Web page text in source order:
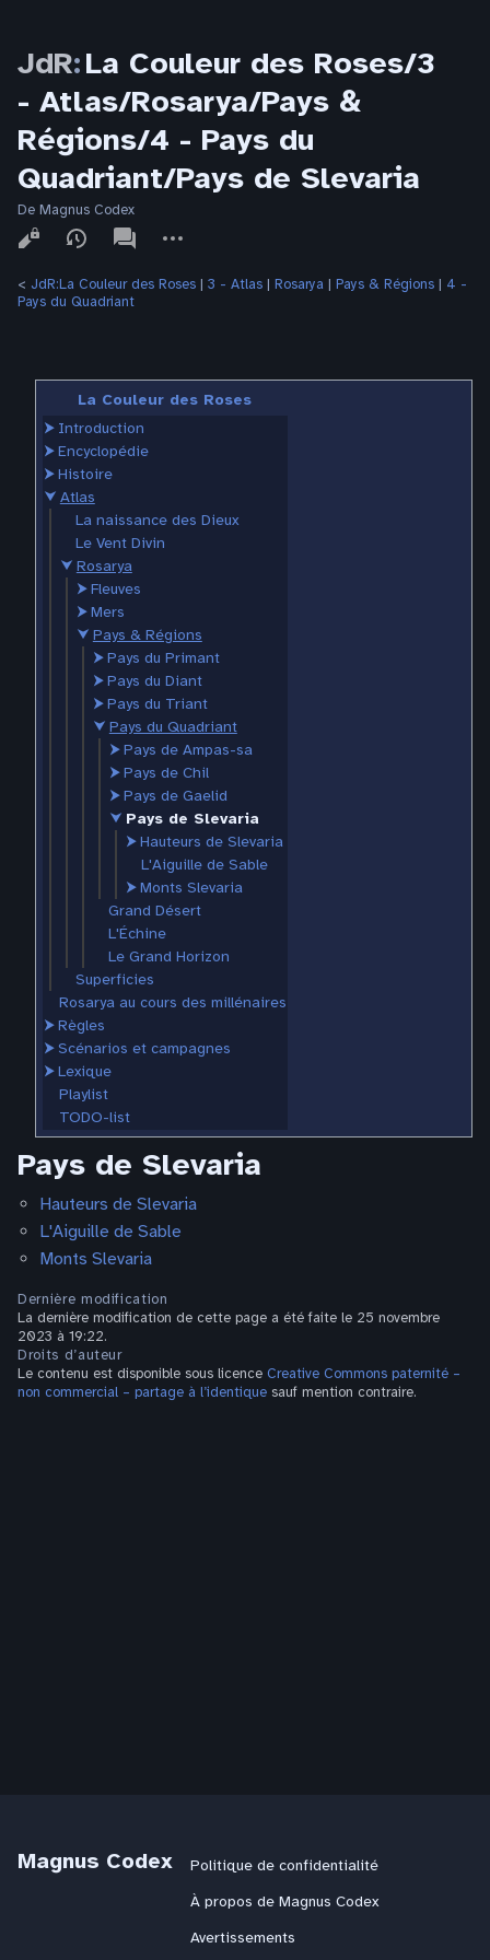
JdR:La Couleur des Roses/3
- Atlas/Rosarya/Pays &
Régions/4 - Pays du
Quadriant/Pays de Slevaria
De Magnus Codex
Affichages
associated-
pages
actions
< JdR:La Couleur des Roses ‎ | 3 - Atlas ‎ | Rosarya ‎ | Pays & Régions ‎ | 4 -
Pays du Quadriant
La Couleur des Roses
⮞ Introduction
⮞Encyclopédie
⮞Histoire
⮟ Atlas
La naissance des Dieux
Le Vent Divin
⮟ Rosarya
⮞Fleuves
⮞Mers
⮟ Pays & Régions
⮞Pays du Primant
⮞Pays du Diant
⮞Pays du Triant
⮟ Pays du Quadriant
⮞Pays de Ampas-sa
⮞Pays de Chil
⮞Pays de Gaelid
⮟ Pays de Slevaria
⮞Hauteurs de Slevaria
L'Aiguille de Sable
⮞Monts Slevaria
Grand Désert
L'Échine
Le Grand Horizon
Superficies
Rosarya au cours des millénaires
⮞Règles
⮞Scénarios et campagnes
⮞Lexique
Playlist
TODO-list
Pays de Slevaria
Hauteurs de Slevaria
L'Aiguille de Sable
Monts Slevaria
Dernière modification
La dernière modification de cette page a été faite le 25 novembre
2023 à 19:22.
Droits d’auteur
Le contenu est disponible sous licence Creative Commons paternité –
non commercial – partage à l’identique sauf mention contraire.
Magnus Codex
Politique de confidentialité
À propos de Magnus Codex
Avertissements